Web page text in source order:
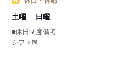
土曜 日曜
■休日制度備考
シフト制